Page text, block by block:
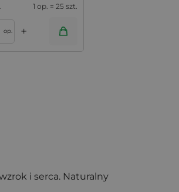
1 op. = 25 szt.
op. +
i serca. Naturalny